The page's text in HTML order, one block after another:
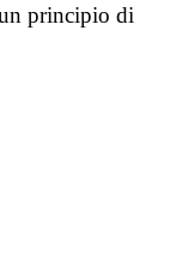
un principio di